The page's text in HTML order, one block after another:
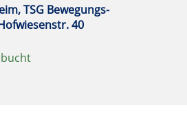
TSG Bewegungs-
40